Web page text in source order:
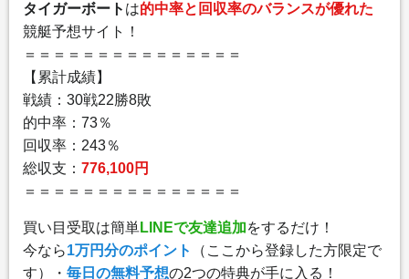
タイガーボート は的中率と回収率のバランスが優れた
競艇予想サイト！
＝＝＝＝＝＝＝＝＝＝＝＝＝＝＝
【累計成績】
戦績：30戦22勝8敗
的中率：73％
回収率：243％
総収支： 776,100円
＝＝＝＝＝＝＝＝＝＝＝＝＝＝＝
買い目受取は簡単LINEで友達追加をするだけ！
今なら1万円分のポイント
（ここから登録した方限定で
す）・ 毎日の無料予想の2つの特典が手に入る！